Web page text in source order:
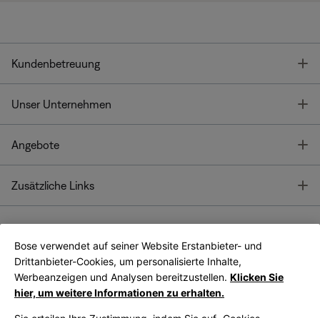
Kundenbetreuung
Unser Unternehmen
Angebote
Zusätzliche Links
Bose App
Bose Connect
App
Bose verwendet auf seiner Website Erstanbieter- und
Drittanbieter-Cookies, um personalisierte Inhalte,
Werbeanzeigen und Analysen bereitzustellen. Klicken Sie
hier, um weitere Informationen zu erhalten.